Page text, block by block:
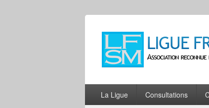
Ligue
principal
La Ligue Consultations